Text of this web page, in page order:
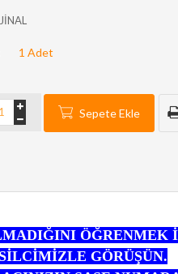
1 Adet
Sepete Ekle
ÖĞRENMEK
GÖRÜŞÜN.